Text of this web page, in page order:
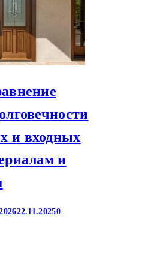
и входных
и
22.11.20250